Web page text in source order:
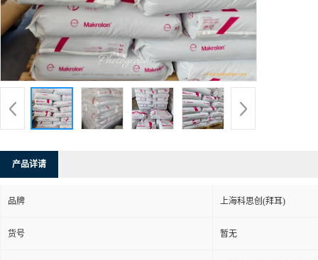
产品详请
品牌 上海科思创(拜耳)
货号 暂无